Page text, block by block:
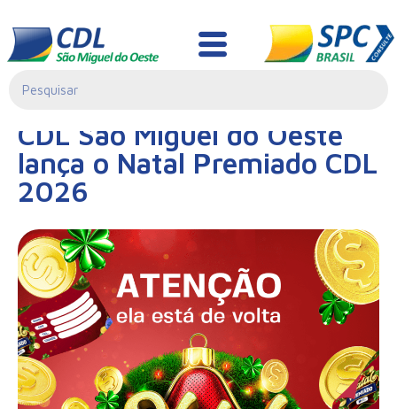
Notícias
CDL São Miguel do Oeste
lança o Natal Premiado CDL
2026